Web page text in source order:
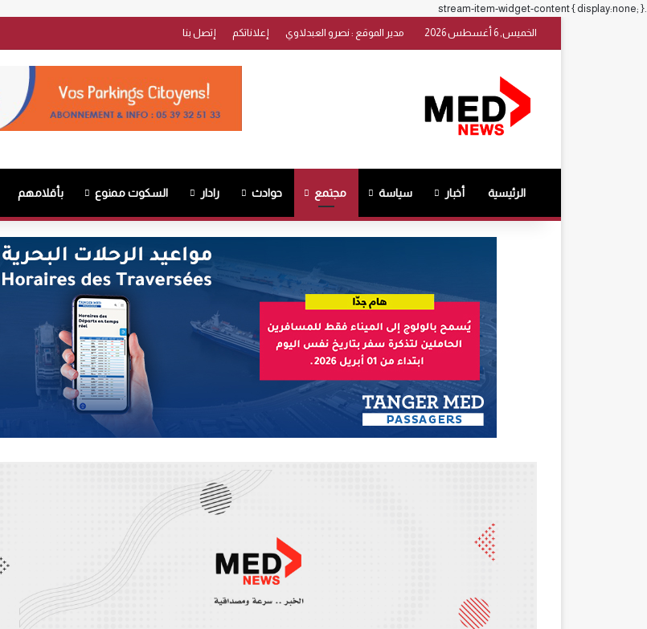
.stream-item-widget-content { display:none; }
الخميس, 6 أغسطس 2026
مدير الموقع : نصرو العبدلاوي إعلاناتكم إتصل بنا
الرئيسية أخبار سياسة مجتمع حوادث رادار السكوت ممنوع بأقلامهم